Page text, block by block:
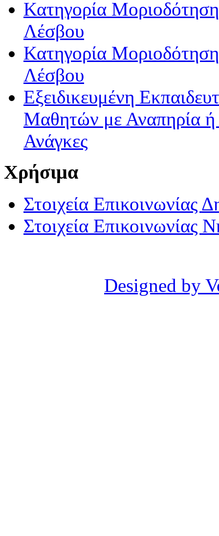
Κατηγορία
Λέσβου
Κατηγορία
Λέσβου
Εξειδικευμένη
Μαθητών με Αναπηρία ή /
Ανάγκες
Χρήσιμα
Στοιχεία Επικοινωνίας
Στοιχεία Επικοινωνίας
Designed by